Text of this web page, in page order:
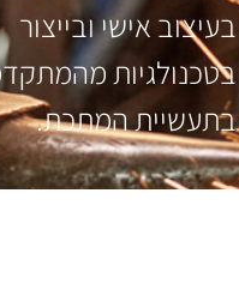
בעיצוב אישי ובייצור
בטכנולגיות
בתעשיית המתכת.